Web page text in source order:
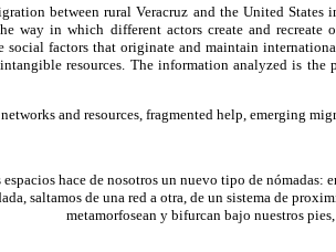
between rural Veracruz and the United
way in which different actors create and recreate
social factors that originate and maintain
resources. The information analyzed is
and resources, fragmented help, emerging
hace de nosotros un nuevo tipo de nómadas:
saltamos de una red a otra, de un sistema de
metamorfosean y bifurcan bajo nuestros